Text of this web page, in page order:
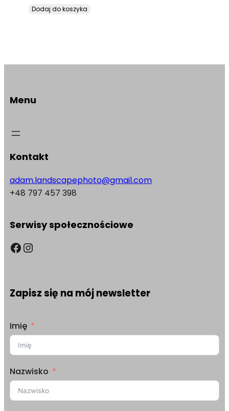
Dodaj do koszyka
Menu
Kontakt
adam.landscapephoto@gmail.com
+48 797 457 398
Serwisy społecznościowe
Facebook Instagram
Zapisz się na mój newsletter
Imię
Nazwisko